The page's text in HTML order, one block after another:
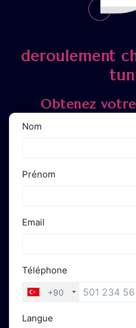
deroulement
Obtenez